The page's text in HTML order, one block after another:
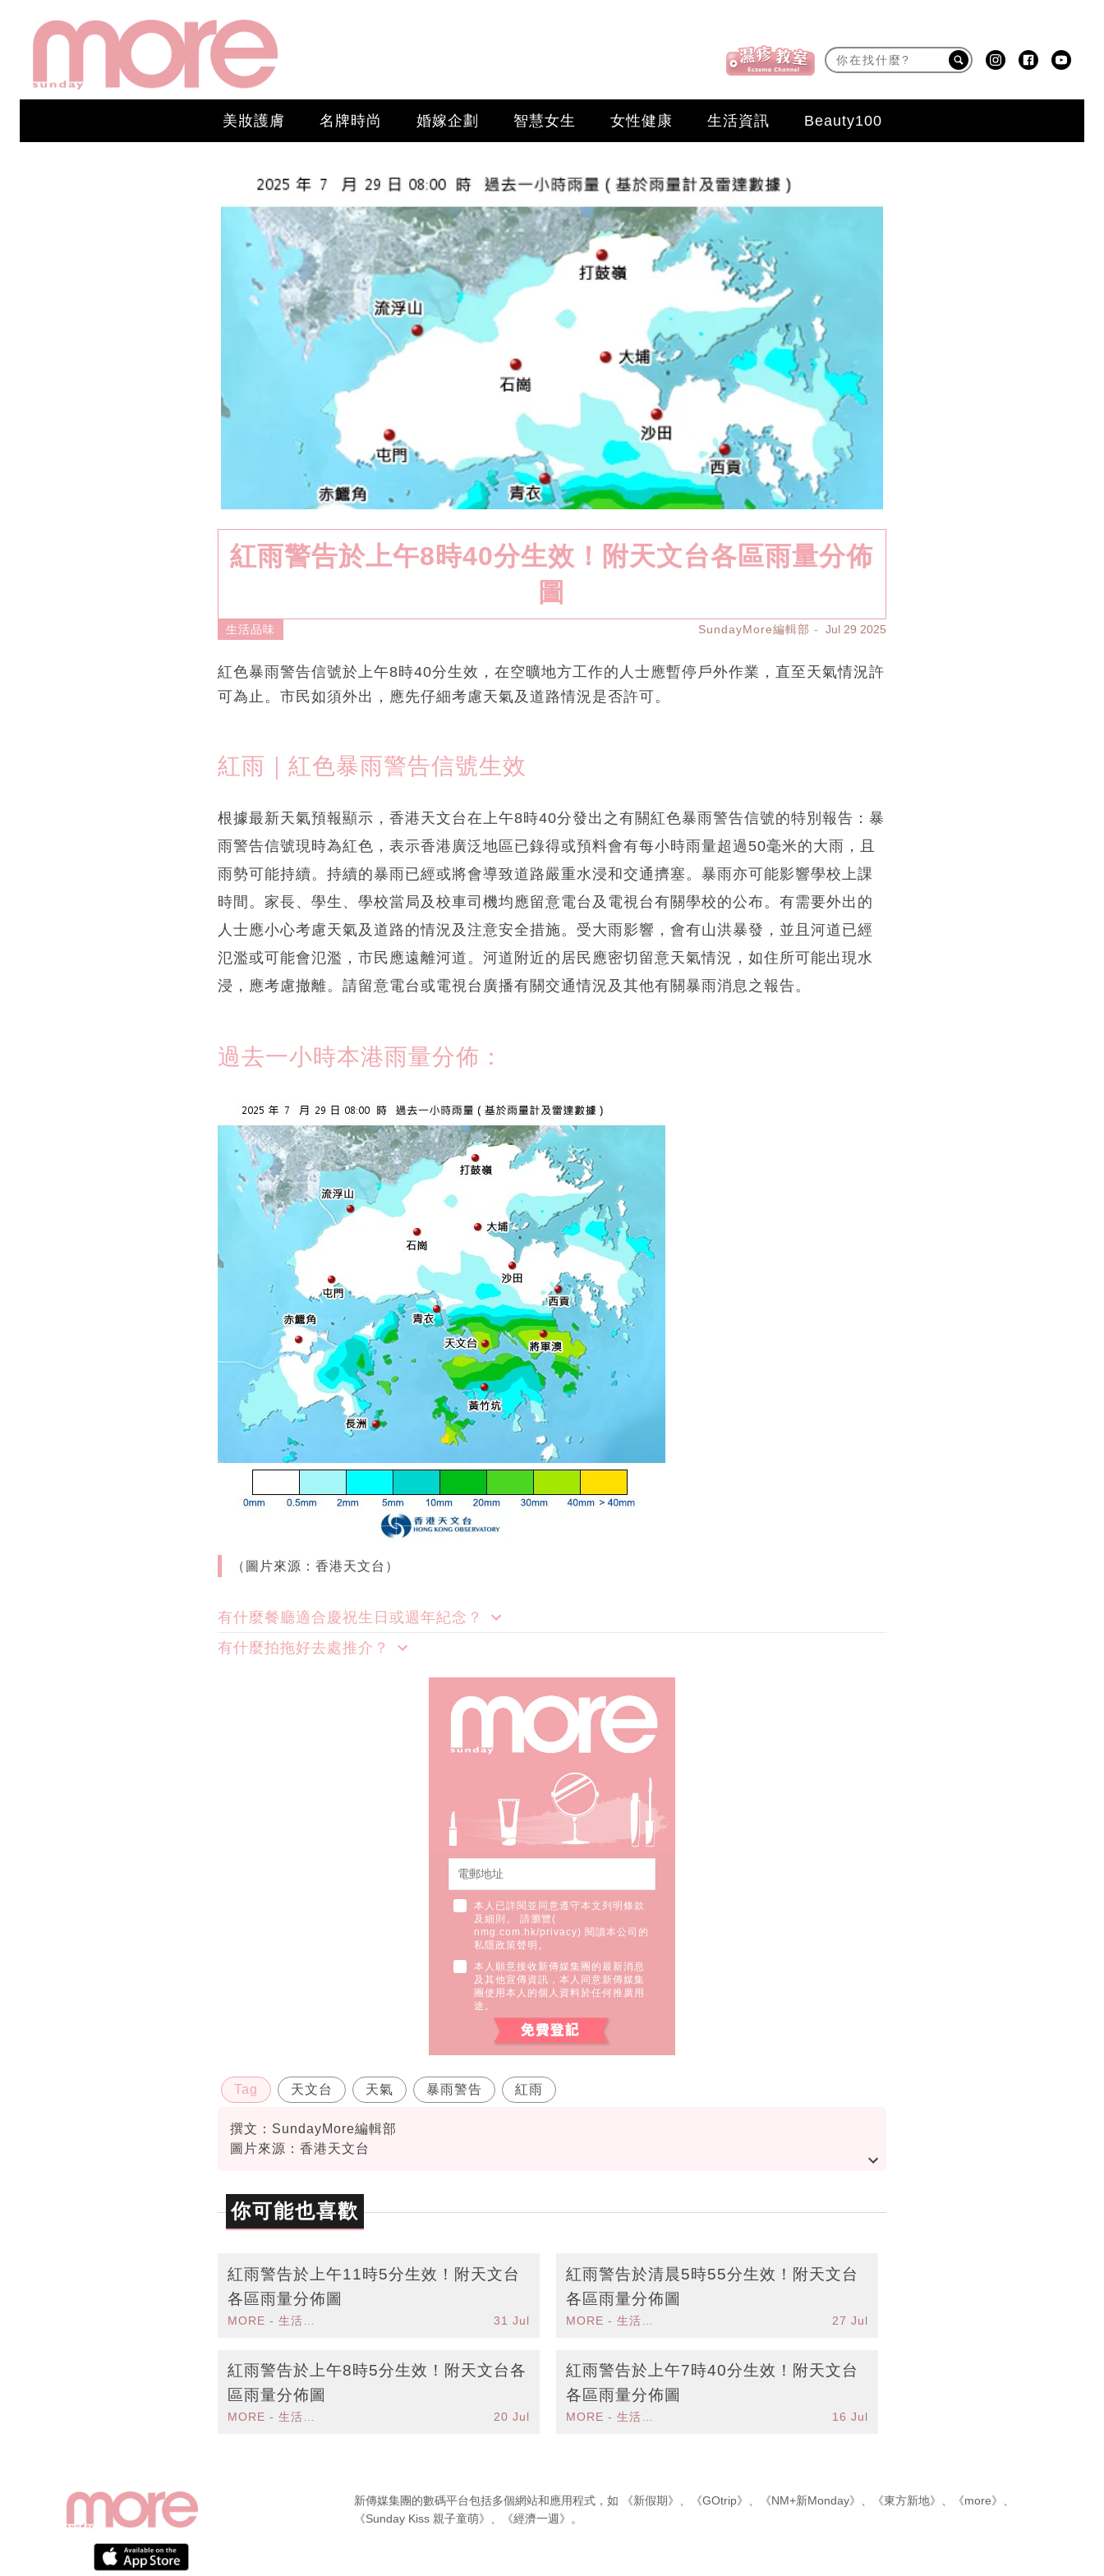
美妝護膚 名牌時尚 婚嫁企劃 智慧女生 女性健康 生活資訊 Beauty100
紅雨警告於上午8時40分生效！附天文台各區雨量分佈
圖
生活品味 SundayMore編輯部 Jul 29 2025
紅色暴雨警告信號於上午8時40分生效，在空曠地方工作的人士應暫停戶外作業，直至天氣情況許
可為止。市民如須外出，應先仔細考慮天氣及道路情況是否許可。
紅雨｜紅色暴雨警告信號生效
根據最新天氣預報顯示，香港天文台在上午8時40分發出之有關紅色暴雨警告信號的特別報告：暴
雨警告信號現時為紅色，表示香港廣泛地區已錄得或預料會有每小時雨量超過50毫米的大雨，且
雨勢可能持續。持續的暴雨已經或將會導致道路嚴重水浸和交通擠塞。暴雨亦可能影響學校上課
時間。家長、學生、學校當局及校車司機均應留意電台及電視台有關學校的公布。有需要外出的
人士應小心考慮天氣及道路的情況及注意安全措施。受大雨影響，會有山洪暴發，並且河道已經
氾濫或可能會氾濫，市民應遠離河道。河道附近的居民應密切留意天氣情況，如住所可能出現水
浸，應考慮撤離。請留意電台或電視台廣播有關交通情況及其他有關暴雨消息之報告。
過去一小時本港雨量分佈：
（圖片來源：香港天文台）
有什麼餐廳適合慶祝生日或週年紀念？
有什麼拍拖好去處推介？
本人已詳閱並同意遵守本文列明條款
及細則。 請瀏覽(
nmg.com.hk/privacy) 閱讀本公司的
私隱政策聲明。
本人願意接收新傳媒集團的最新消息
及其他宣傳資訊，本人同意新傳媒集
團使用本人的個人資料於任何推廣用
途。
Tag 天文台 天氣 暴雨警告 紅雨
撰文：SundayMore編輯部
圖片來源：香港天文台
你可能也喜歡
紅雨警告於上午11時5分生效！附天文台
各區雨量分佈圖
31 Jul
紅雨警告於清晨5時55分生效！附天文台
各區雨量分佈圖
27 Jul
紅雨警告於上午8時5分生效！附天文台各
區雨量分佈圖
MORE - 生活品味 20 Jul
紅雨警告於上午7時40分生效！附天文台
各區雨量分佈圖
MORE - 生活品味 16 Jul
新傳媒集團的數碼平台包括多個網站和應用程式，如 《新假期》 、 《GOtrip》 、 《NM+新Monday》 、 《東方新地》 、 《more》 、
《Sunday Kiss 親子童萌》 、 《經濟一週》 。